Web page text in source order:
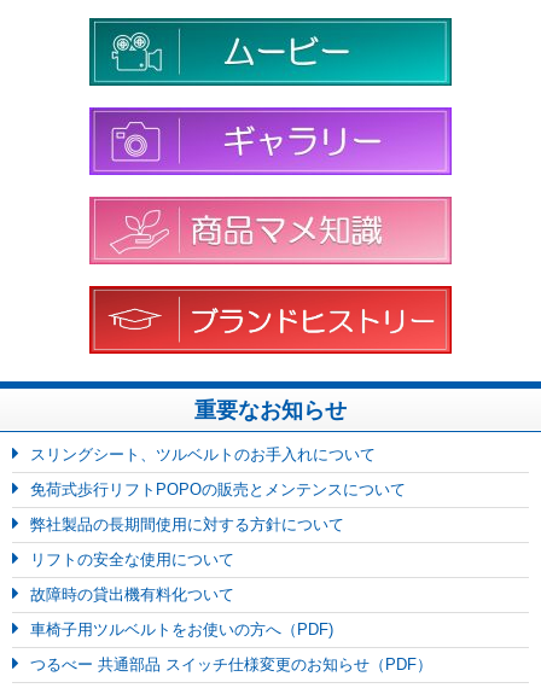
重要なお知らせ
スリングシート、ツルベルトのお手入れについて
免荷式歩行リフトPOPOの販売とメンテンスについて
弊社製品の長期間使用に対する方針について
リフトの安全な使用について
故障時の貸出機有料化ついて
車椅子用ツルベルトをお使いの方へ（PDF)
つるべー 共通部品 スイッチ仕様変更のお知らせ（PDF）